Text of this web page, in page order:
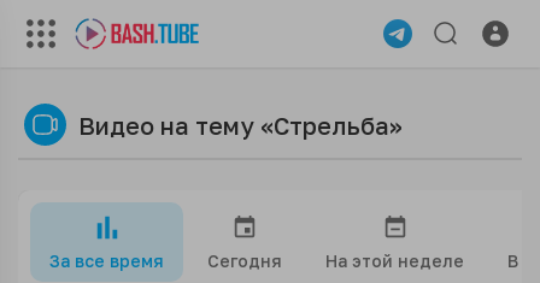
Видео на тему «Стрельба»
За все время Сегодня На этой неделе В